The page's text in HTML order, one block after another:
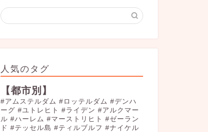
人気のタグ
【都市別】
#アムステルダム #ロッテルダム #デンハ
ーグ #ユトレヒト #ライデン #アルクマー
ル #ハーレム #マーストリヒト #ゼーラン
ド #テッセル島 #ティルブルフ #ナイケル